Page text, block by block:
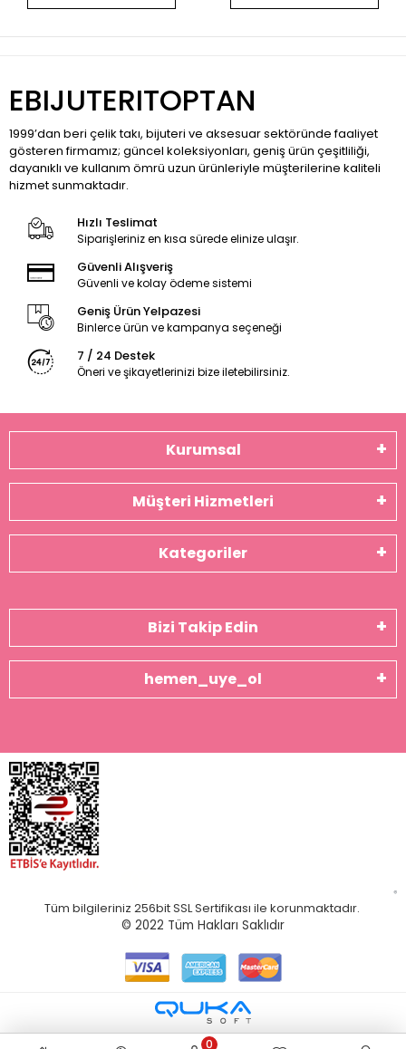
EBIJUTERITOPTAN
1999’dan beri çelik takı, bijuteri ve aksesuar sektöründe faaliyet
gösteren firmamız; güncel koleksiyonları, geniş ürün çeşitliliği,
dayanıklı ve kullanım ömrü uzun ürünleriyle müşterilerine kaliteli
hizmet sunmaktadır.
Hızlı Teslimat
Siparişleriniz en kısa sürede elinize ulaşır.
Güvenli Alışveriş
Güvenli ve kolay ödeme sistemi
Geniş Ürün Yelpazesi
Binlerce ürün ve kampanya seçeneği
7 / 24 Destek
Öneri ve şikayetlerinizi bize iletebilirsiniz.
Kurumsal
Müşteri Hizmetleri
Kategoriler
Bizi Takip Edin
hemen_uye_ol
Tüm bilgileriniz 256bit SSL Sertifikası ile korunmaktadır.
© 2022 Tüm Hakları Saklıdır
0